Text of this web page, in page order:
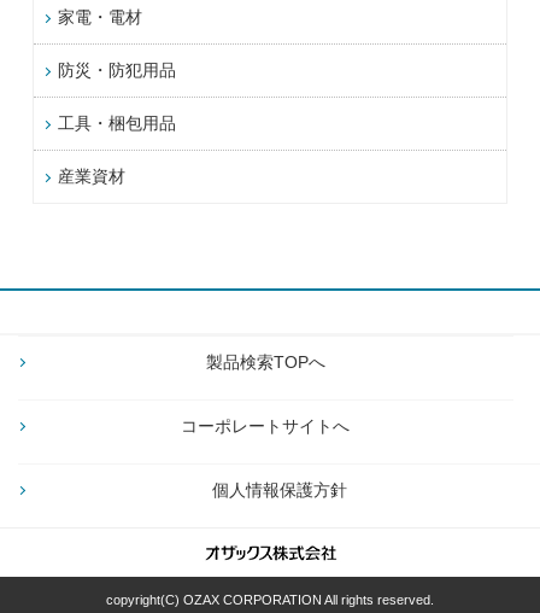
家電・電材
防災・防犯用品
工具・梱包用品
産業資材
製品検索TOPへ
コーポレートサイトへ
個人情報保護方針
copyright(C) OZAX CORPORATION All rights reserved.